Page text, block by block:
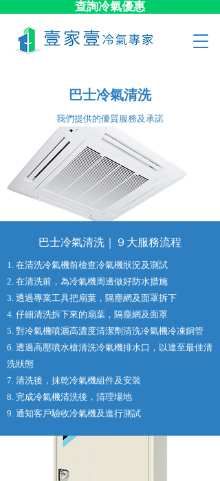
查詢冷氣優惠
巴士冷氣清洗
​我們提供的優質服務及承諾
巴士冷氣清洗｜９大​服務流程
1. 在清洗冷氣機前檢查冷氣機狀況及測試
2. 在清洗前，為冷氣機周邊做好防水措施
3. 透過專業工具把扇葉，隔塵網及面罩拆下
4. 仔細清洗拆下來的扇葉，隔塵網及面罩
5. 對冷氣機噴灑高濃度清潔劑清洗冷氣機冷凍銅管
6. 透過高壓噴水槍清洗冷氣機排水口，以達至最佳清
洗狀態
7. 清洗後，抺乾冷氣機組件及安裝
8. 完成冷氣機清洗後，清理場地
9. 通知客戶驗收冷氣機及進行測試